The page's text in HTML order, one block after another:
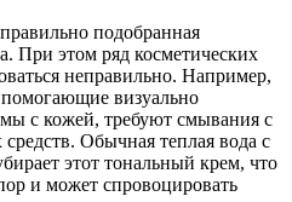
подобранная
При этом ряд косметических
неправильно. Например,
визуально
с кожей, требуют смывания с
Обычная теплая вода с
этот тональный крем, что
и может спровоцировать